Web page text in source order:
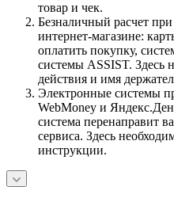
товар и чек.
Безналичный расчет
интернет-магазине:
оплатить покупку,
системы ASSIST. Здесь
действия и имя
Электронные системы
WebMoney и
система перенаправит
сервиса. Здесь
инструкции.